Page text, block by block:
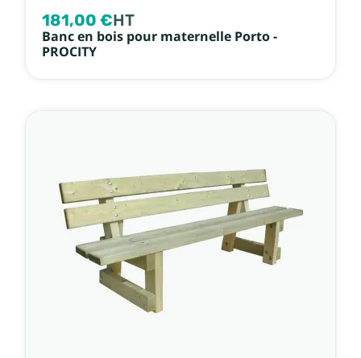
181,00 €HT
Banc en bois pour maternelle Porto -
PROCITY